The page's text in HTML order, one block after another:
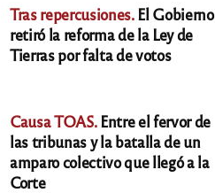
Tras repercusiones.El Gobierno
retiró la reforma de la Ley de
Tierras por falta de votos
Causa TOAS.Entre el fervor de
las tribunas y la batalla de un
amparo colectivo que llegó a la
Corte